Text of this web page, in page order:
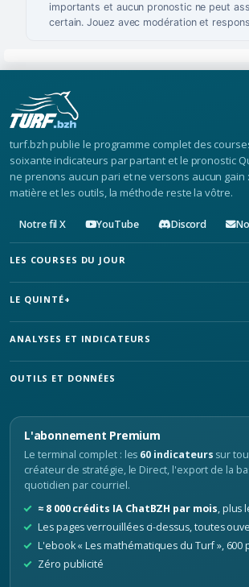
importants et aucun pronostic ne peut
certain. Jouez avec modération et
turf.bzh publie le programme complet des
soixante indicateurs par partant et le pronostic
ne prenons aucun pari et ne versons aucun gain
matière et les outils, la méthode reste la vôtre.
Notre fil X YouTube Discord
LES COURSES DU JOUR
LE QUINTÉ+
ANALYSES ET INDICATEURS
OUTILS ET DONNÉES
L'abonnement Premium
Le terminal complet : les 60 indicateurs sur
créateur de stratégie, le Direct, l'export de la
quotidien par courriel.
≈ 8 000 crédits IA ChatBZH par mois, plus
Les pages verrouillées ci-dessus, toutes
L'ebook « Les mathématiques du Turf », 600
Zéro publicité